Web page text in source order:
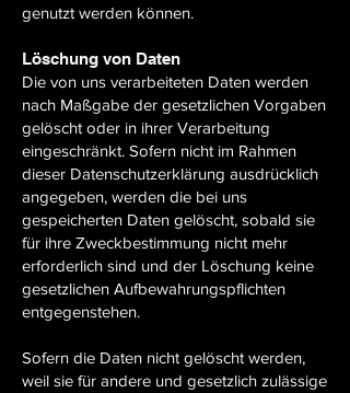
genutzt werden können.
Löschung von Daten
Die von uns verarbeiteten Daten werden
nach Maßgabe der gesetzlichen Vorgaben
gelöscht oder in ihrer Verarbeitung
eingeschränkt. Sofern nicht im Rahmen
dieser Datenschutzerklärung ausdrücklich
angegeben, werden die bei uns
gespeicherten Daten gelöscht, sobald sie
für ihre Zweckbestimmung nicht mehr
erforderlich sind und der Löschung keine
gesetzlichen Aufbewahrungspflichten
entgegenstehen.
Sofern die Daten nicht gelöscht werden,
weil sie für andere und gesetzlich zulässige